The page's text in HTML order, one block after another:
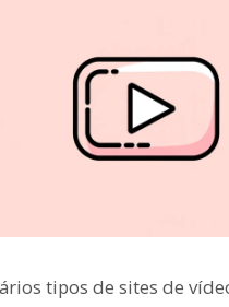
tipos de sites de